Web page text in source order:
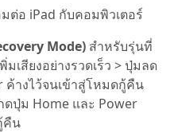
ต่อ iPad กับคอมพิวเตอร์
Mode) สำหรับรุ่นที่
เสียงอย่างรวดเร็ว > ปุ่มลด
ค้างไว้จนเข้าสู่โหมดกู้คืน
ปุ่ม Home และ Power
คืน